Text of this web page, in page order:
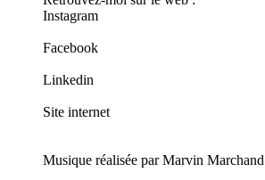
Instagram
Facebook
Linkedin
Site internet
Musique réalisée par Marvin Marchand